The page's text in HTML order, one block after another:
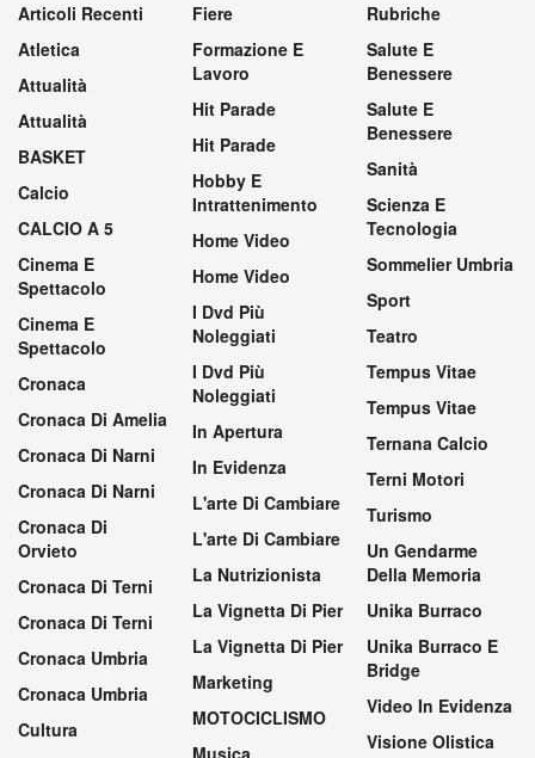
Articoli Recenti
Atletica
Attualità
Attualità
BASKET
Calcio
CALCIO A 5
Cinema E
Spettacolo
Cinema E
Spettacolo
Cronaca
Cronaca Di Amelia
Cronaca Di Narni
Cronaca Di Narni
Cronaca Di
Orvieto
Cronaca Di Terni
Cronaca Di Terni
Cronaca Umbria
Cronaca Umbria
Cultura
Fiere
Formazione E
Lavoro
Hit Parade
Hit Parade
Hobby E
Intrattenimento
Home Video
Home Video
I Dvd Più
Noleggiati
I Dvd Più
Noleggiati
In Apertura
In Evidenza
L'arte Di Cambiare
L'arte Di Cambiare
La Nutrizionista
La Vignetta Di Pier
La Vignetta Di Pier
Marketing
MOTOCICLISMO
Musica
Rubriche
Salute E
Benessere
Salute E
Benessere
Sanità
Scienza E
Tecnologia
Sommelier Umbria
Sport
Teatro
Tempus Vitae
Tempus Vitae
Ternana Calcio
Terni Motori
Turismo
Un Gendarme
Della Memoria
Unika Burraco
Unika Burraco E
Bridge
Video In Evidenza
Visione Olistica